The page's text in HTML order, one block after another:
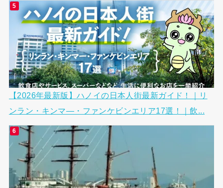
【2026年最新版】ハノイの日本人街最新ガイド！｜リ
ンラン・キンマ―・ファンケビンエリア17選！｜飲...